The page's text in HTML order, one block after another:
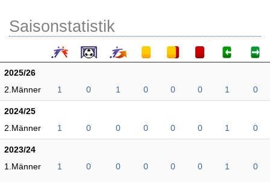
Saisonstatistik
2025/26
2.Männer
1 0 1 0 0 0 1 0
2024/25
2.Männer
1 0 0 0 0 0 1 0
2023/24
1.Männer
1 0 0 0 0 0 1 0